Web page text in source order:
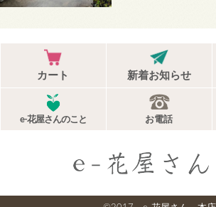
カート 新着お知らせ
e-花屋さんのこと お電話